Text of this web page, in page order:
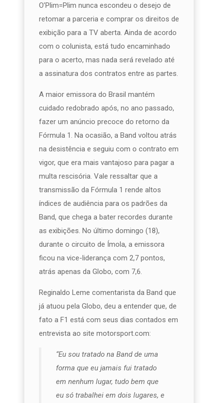
O’Plim=Plim nunca escondeu o desejo de
retomar a parceria e comprar os direitos de
exibição para a TV aberta. Ainda de acordo
com o colunista, está tudo encaminhado
para o acerto, mas nada será revelado até
a assinatura dos contratos entre as partes.
A maior emissora do Brasil mantém
cuidado redobrado após, no ano passado,
fazer um anúncio precoce do retorno da
Fórmula 1. Na ocasião, a Band voltou atrás
na desistência e seguiu com o contrato em
vigor, que era mais vantajoso para pagar a
multa rescisória. Vale ressaltar que a
transmissão da Fórmula 1 rende altos
índices de audiência para os padrões da
Band, que chega a bater recordes durante
as exibições. No último domingo (18),
durante o circuito de Ímola, a emissora
ficou na vice-liderança com 2,7 pontos,
atrás apenas da Globo, com 7,6.
Reginaldo Leme comentarista da Band que
já atuou pela Globo, deu a entender que, de
fato a F1 está com seus dias contados em
entrevista ao site motorsport.com:
“Eu sou tratado na Band de uma
forma que eu jamais fui tratado
em nenhum lugar, tudo bem que
eu só trabalhei em dois lugares, e